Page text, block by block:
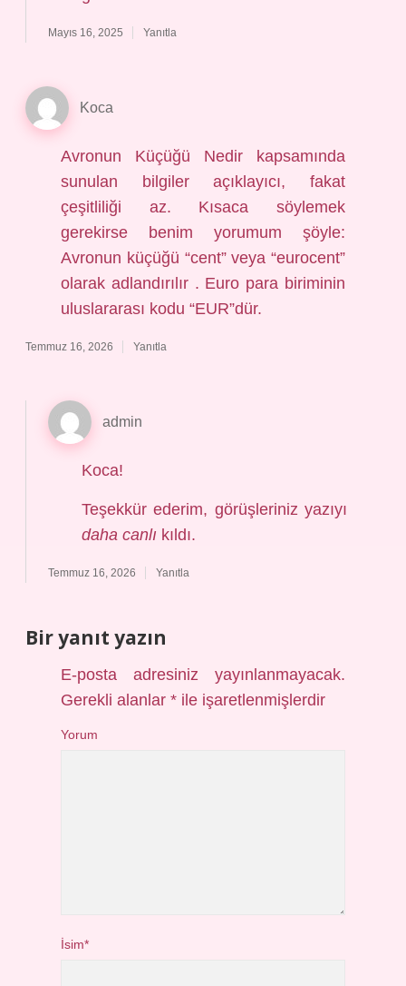
Mayıs 16, 2025 Yanıtla
Koca
Avronun Küçüğü Nedir kapsamında
sunulan bilgiler açıklayıcı, fakat
çeşitliliği az. Kısaca söylemek
gerekirse benim yorumum şöyle:
Avronun küçüğü “cent” veya “eurocent”
olarak adlandırılır . Euro para biriminin
uluslararası kodu “EUR”dür.
Temmuz 16, 2026 Yanıtla
admin
Koca!
Teşekkür ederim, görüşleriniz yazıyı
daha canlı kıldı.
Temmuz 16, 2026 Yanıtla
Bir yanıt yazın
E-posta adresiniz yayınlanmayacak.
Gerekli alanlar* ile işaretlenmişlerdir
Yorum
İsim*